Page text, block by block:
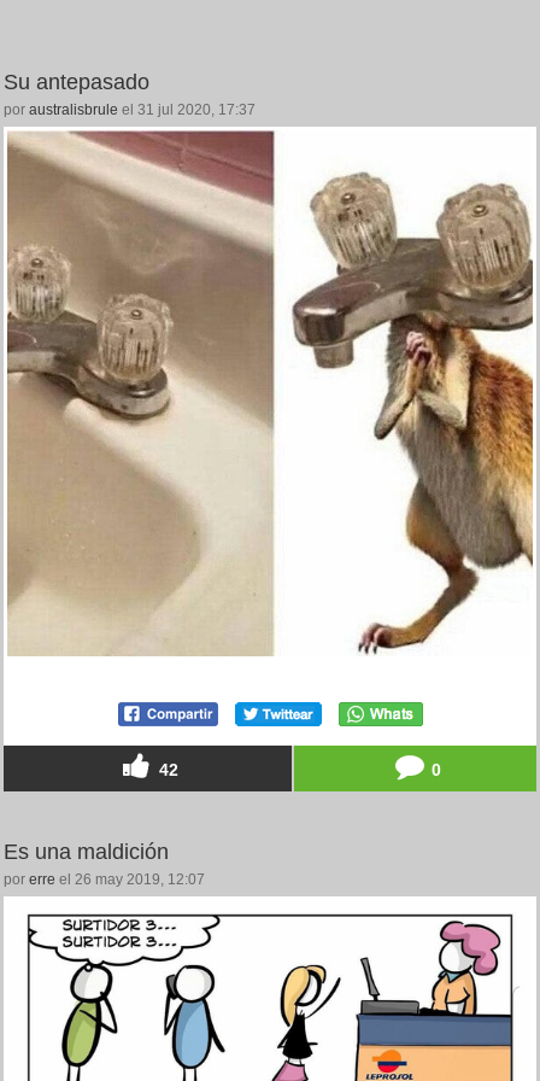
Su antepasado
por australisbrule el 31 jul 2020, 17:37
42 0
Es una maldición
por erre el 26 may 2019, 12:07